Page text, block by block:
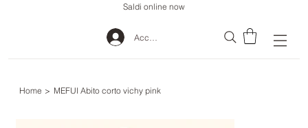
Saldi online now
Accedi
Home > MEFUI Abito corto vichy pink